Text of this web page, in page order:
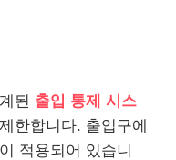
된 출입 통제 시스
한합니다. 출입구에
적용되어 있습니